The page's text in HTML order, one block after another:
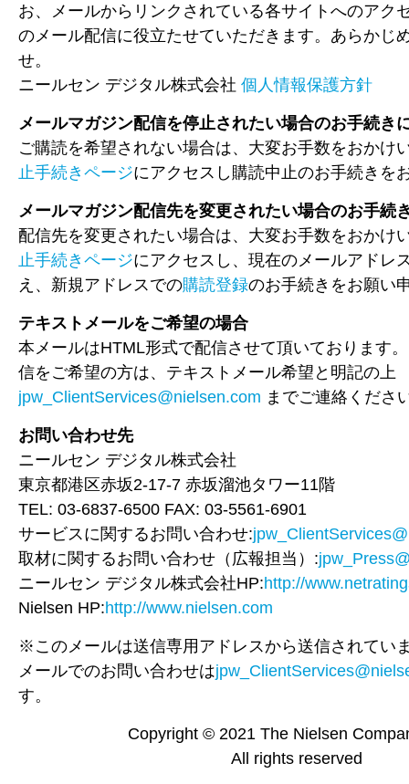
お、メールからリンクされている各サイトへのアク
のメール配信に役立たせていただきます。あらかじ
せ。
ニールセン デジタル株式会社 個人情報保護方針
メールマガジン配信を停止されたい場合のお手続き
ご購読を希望されない場合は、大変お手数をおかけ
止手続きページにアクセスし購読中止のお手続きを
メールマガジン配信先を変更されたい場合のお手続
配信先を変更されたい場合は、大変お手数をおかけ
止手続きページにアクセスし、現在のメールアドレ
え、新規アドレスでの購読登録のお手続きをお願い
テキストメールをご希望の場合
本メールはHTML形式で配信させて頂いております
信をご希望の方は、テキストメール希望と明記の上
jpw_ClientServices@nielsen.com までご連絡くださ
お問い合わせ先
ニールセン デジタル株式会社
東京都港区赤坂2-17-7 赤坂溜池タワー11階
TEL: 03-6837-6500 FAX: 03-5561-6901
サービスに関するお問い合わせ:
取材に関するお問い合わせ（広報担当）:
ニールセン デジタル株式会社HP:http://
Nielsen HP:http://www.nielsen.com
※このメールは送信専用アドレスから送信されてい
メールでのお問い合わせは
す。
Copyright © 2021 The Nielsen
All rights reserved